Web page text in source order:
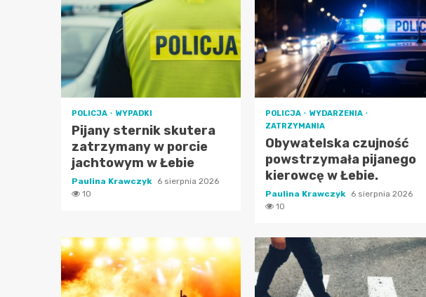
POLICJA WYPADKI
Pijany sternik skutera
zatrzymany w porcie
jachtowym w Łebie
Paulina Krawczyk 6 sierpnia 2026
10
POLICJA
WYDARZENIA
ZATRZYMANIA
Obywatelska czujność
powstrzymała pijanego
kierowcę w Łebie.
Paulina Krawczyk 6 sierpnia 2026
10